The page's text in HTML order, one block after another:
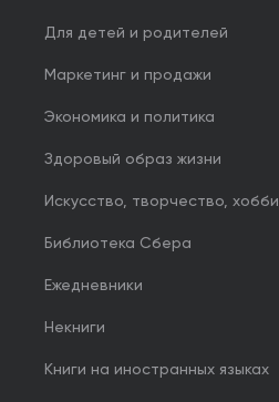
Для детей и родителей
Маркетинг и продажи
Экономика и политика
Здоровый образ жизни
Искусство, творчество, хобби
Библиотека Сбера
Ежедневники
Некниги
Книги на иностранных языках